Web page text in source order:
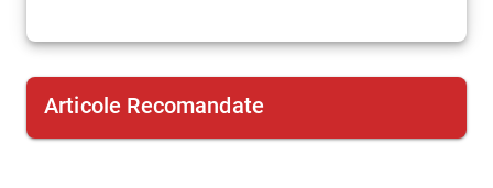
Articole Recomandate